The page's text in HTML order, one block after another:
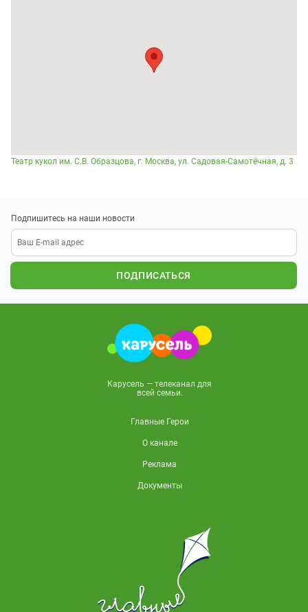
Театр кукол им. С.В. Образцова, г. Москва, ул. Садовая-Самотёчная, д. 3
Подпишитесь на наши новости
ПОДПИСАТЬСЯ
Карусель — телеканал для
всей семьи.
Главные Герои
О канале
Реклама
Документы